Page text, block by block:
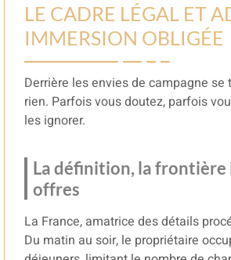
LE CADRE LÉGAL ET
IMMERSION OBLIGÉE
Derrière les envies de campagne
rien. Parfois vous doutez, parfois
les ignorer.
La définition, la frontière
offres
La France, amatrice des détails
Du matin au soir, le propriétaire